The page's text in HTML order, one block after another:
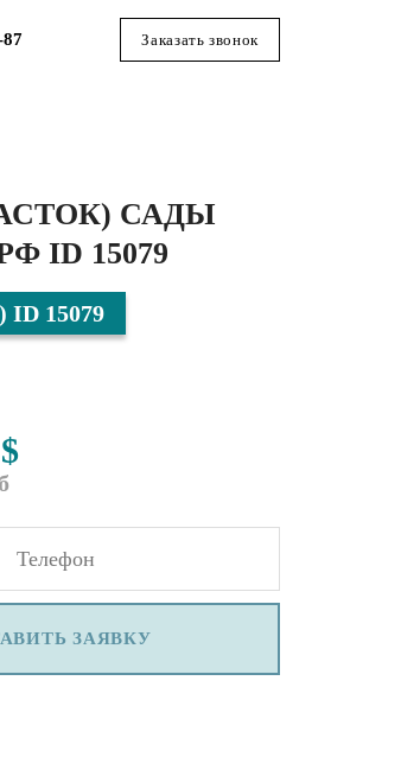
87 Заказать звонок
САДЫ
ID 15079
ID 15079
ЗАЯВКУ